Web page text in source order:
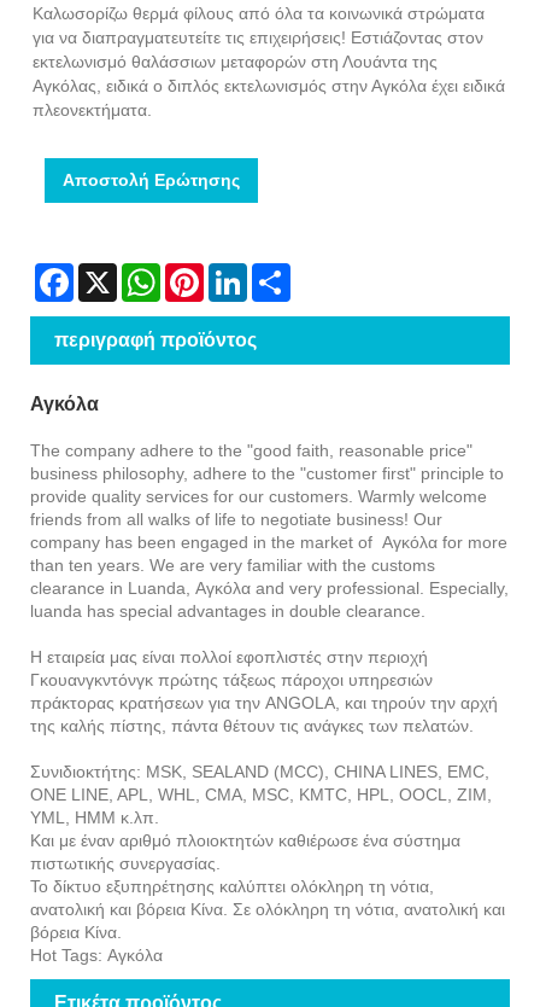
Καλωσορίζω θερμά φίλους από όλα τα κοινωνικά στρώματα
για να διαπραγματευτείτε τις επιχειρήσεις! Εστιάζοντας στον
εκτελωνισμό θαλάσσιων μεταφορών στη Λουάντα της
Αγκόλας, ειδικά ο διπλός εκτελωνισμός στην Αγκόλα έχει ειδικά
πλεονεκτήματα.
Αποστολή Ερώτησης
Facebook
X WhatsAppPinterestLinkedIn
περιγραφή προϊόντος
Αγκόλα
The company adhere to the "good faith, reasonable price"
business philosophy, adhere to the "customer first" principle to
provide quality services for our customers. Warmly welcome
friends from all walks of life to negotiate business! Our
company has been engaged in the market of Αγκόλα for more
than ten years. We are very familiar with the customs
clearance in Luanda, Αγκόλα and very professional. Especially,
luanda has special advantages in double clearance.
Η εταιρεία μας είναι πολλοί εφοπλιστές στην περιοχή
Γκουανγκντόνγκ πρώτης τάξεως πάροχοι υπηρεσιών
πράκτορας κρατήσεων για την ANGOLA, και τηρούν την αρχή
της καλής πίστης, πάντα θέτουν τις ανάγκες των πελατών.
Συνιδιοκτήτης: MSK, SEALAND (MCC), CHINA LINES, EMC,
ONE LINE, APL, WHL, CMA, MSC, KMTC, HPL, OOCL, ZIM,
YML, HMM κ.λπ.
Και με έναν αριθμό πλοιοκτητών καθιέρωσε ένα σύστημα
πιστωτικής συνεργασίας.
Το δίκτυο εξυπηρέτησης καλύπτει ολόκληρη τη νότια,
ανατολική και βόρεια Κίνα. Σε ολόκληρη τη νότια, ανατολική και
βόρεια Κίνα.
Hot Tags: Αγκόλα
Ετικέτα προϊόντος